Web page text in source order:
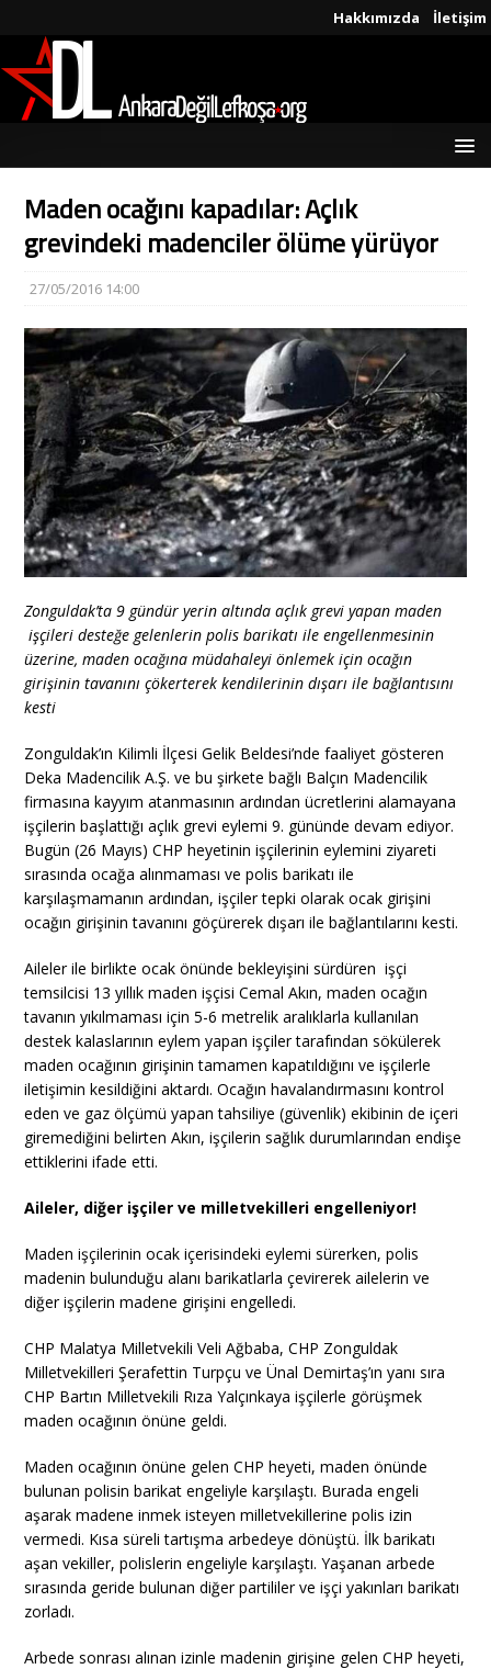
Hakkımızda İletişim
Maden ocağını kapadılar: Açlık
grevindeki madenciler ölüme yürüyor
27/05/2016 14:00
Zonguldak’ta 9 gündür yerin altında açlık grevi yapan maden
işçileri desteğe gelenlerin polis barikatı ile engellenmesinin
üzerine, maden ocağına müdahaleyi önlemek için ocağın
girişinin tavanını çökerterek kendilerinin dışarı ile bağlantısını
kesti
Zonguldak’ın Kilimli İlçesi Gelik Beldesi’nde faaliyet gösteren
Deka Madencilik A.Ş. ve bu şirkete bağlı Balçın Madencilik
firmasına kayyım atanmasının ardından ücretlerini alamayana
işçilerin başlattığı açlık grevi eylemi 9. gününde devam ediyor.
Bugün (26 Mayıs) CHP heyetinin işçilerinin eylemini ziyareti
sırasında ocağa alınmaması ve polis barikatı ile
karşılaşmamanın ardından, işçiler tepki olarak ocak girişini
ocağın girişinin tavanını göçürerek dışarı ile bağlantılarını kesti.
Aileler ile birlikte ocak önünde bekleyişini sürdüren işçi
temsilcisi 13 yıllık maden işçisi Cemal Akın, maden ocağın
tavanın yıkılmaması için 5-6 metrelik aralıklarla kullanılan
destek kalaslarının eylem yapan işçiler tarafından sökülerek
maden ocağının girişinin tamamen kapatıldığını ve işçilerle
iletişimin kesildiğini aktardı. Ocağın havalandırmasını kontrol
eden ve gaz ölçümü yapan tahsiliye (güvenlik) ekibinin de içeri
giremediğini belirten Akın, işçilerin sağlık durumlarından endişe
ettiklerini ifade etti.
Aileler, diğer işçiler ve milletvekilleri engelleniyor!
Maden işçilerinin ocak içerisindeki eylemi sürerken, polis
madenin bulunduğu alanı barikatlarla çevirerek ailelerin ve
diğer işçilerin madene girişini engelledi.
CHP Malatya Milletvekili Veli Ağbaba, CHP Zonguldak
Milletvekilleri Şerafettin Turpçu ve Ünal Demirtaş’ın yanı sıra
CHP Bartın Milletvekili Rıza Yalçınkaya işçilerle görüşmek
maden ocağının önüne geldi.
Maden ocağının önüne gelen CHP heyeti, maden önünde
bulunan polisin barikat engeliyle karşılaştı. Burada engeli
aşarak madene inmek isteyen milletvekillerine polis izin
vermedi. Kısa süreli tartışma arbedeye dönüştü. İlk barikatı
aşan vekiller, polislerin engeliyle karşılaştı. Yaşanan arbede
sırasında geride bulunan diğer partililer ve işçi yakınları barikatı
zorladı.
Arbede sonrası alınan izinle madenin girişine gelen CHP heyeti,